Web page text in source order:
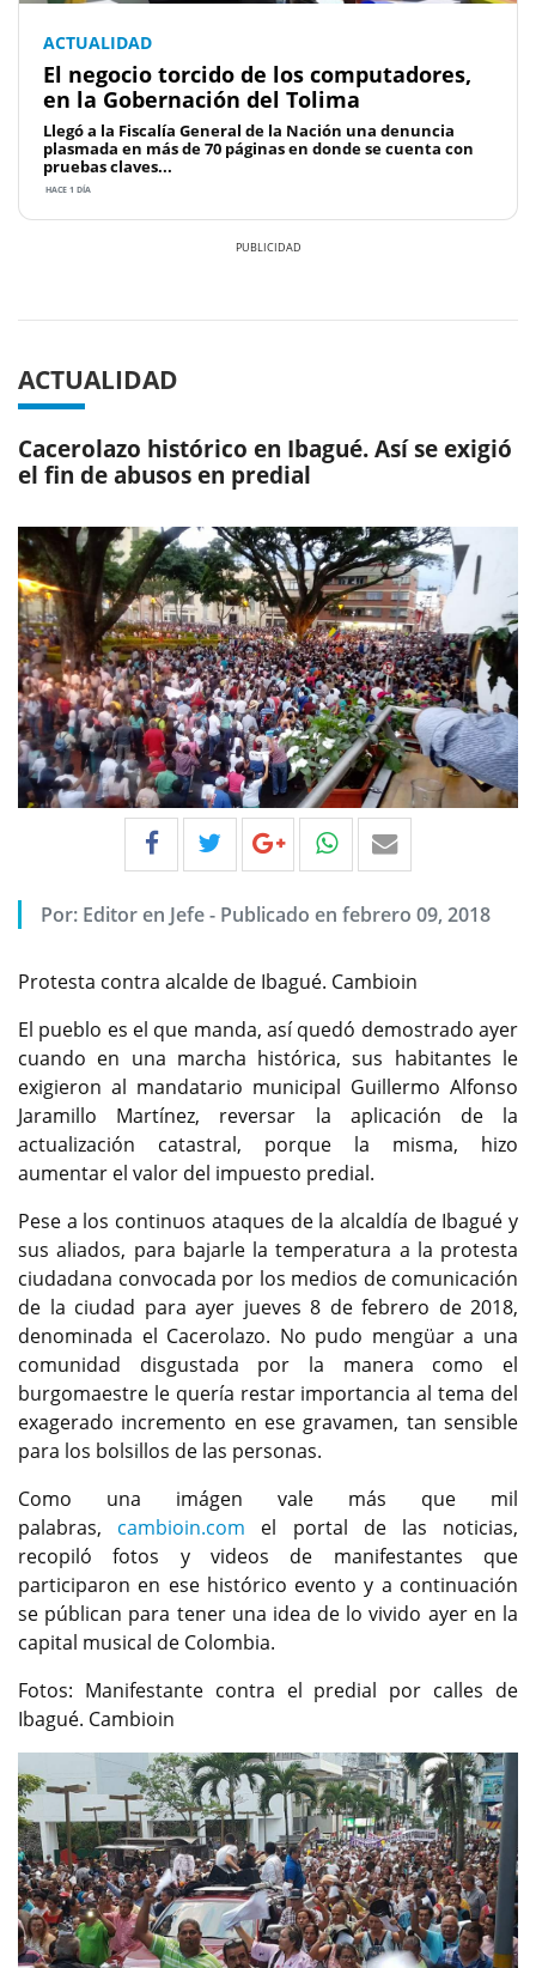
ACTUALIDAD
El negocio torcido de los computadores,
en la Gobernación del Tolima
Llegó a la Fiscalía General de la Nación una denuncia
plasmada en más de 70 páginas en donde se cuenta con
pruebas claves...
HACE 1 DÍA
ACTUALIDAD
Cacerolazo histórico en Ibagué. Así se exigió
el fin de abusos en predial
Por: Editor en Jefe- Publicado en febrero 09, 2018
Protesta contra alcalde de Ibagué. Cambioin
El pueblo es el que manda, así quedó demostrado ayer
cuando en una marcha histórica, sus habitantes le
exigieron al mandatario municipal Guillermo Alfonso
Jaramillo Martínez, reversar la aplicación de la
actualización catastral, porque la misma, hizo
aumentar el valor del impuesto predial.
Pese a los continuos ataques de la alcaldía de Ibagué y
sus aliados, para bajarle la temperatura a la protesta
ciudadana convocada por los medios de comunicación
de la ciudad para ayer jueves 8 de febrero de 2018,
denominada el Cacerolazo. No pudo mengüar a una
comunidad disgustada por la manera como el
burgomaestre le quería restar importancia al tema del
exagerado incremento en ese gravamen, tan sensible
para los bolsillos de las personas.
Como una imágen vale más que mil
palabras, cambioin.com el portal de las noticias,
recopiló fotos y videos de manifestantes que
participaron en ese histórico evento y a continuación
se públican para tener una idea de lo vivido ayer en la
capital musical de Colombia.
Fotos: Manifestante contra el predial por calles de
Ibagué. Cambioin